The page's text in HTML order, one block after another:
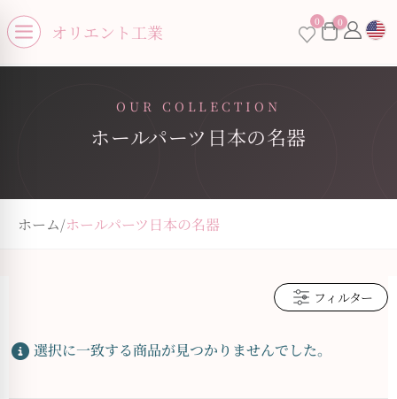
Open menu
オリエント工業 0 0×
menu
OUR COLLECTION
ホールパーツ日本の名器
ホーム/ホールパーツ日本の名器
フィルター
選択に一致する商品が見つかりませんでした。